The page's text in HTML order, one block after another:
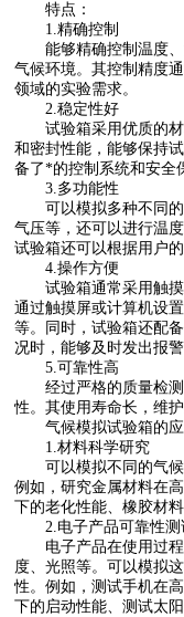
特点：
1.精确控制
能够精确控制温度、
气候环境。其控制精度
领域的实验需求。
2.稳定性好
试验箱采用优质的材
和密封性能，能够保持
备了*的控制系统和安全
3.多功能性
可以模拟多种不同的
气压等，还可以进行温
试验箱还可以根据用户
4.操作方便
试验箱通常采用触摸
通过触摸屏或计算机设
等。同时，试验箱还配
况时，能够及时发出报
5.可靠性高
经过严格的质量检测
性。其使用寿命长，维
气候模拟试验箱的应
1.材料科学研究
可以模拟不同的气候
例如，研究金属材料在
下的老化性能、橡胶材
2.电子产品可靠性测
电子产品在使用过程
度、光照等。可以模拟
性。例如，测试手机在
下的启动性能、测试太